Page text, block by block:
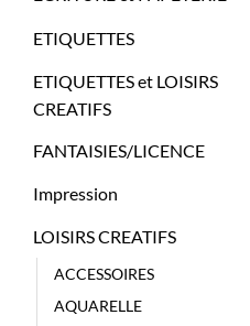
ETIQUETTES
ETIQUETTES et LOISIRS
CREATIFS
FANTAISIES/LICENCE
Impression
LOISIRS CREATIFS
ACCESSOIRES
AQUARELLE
ACCESSOIRES
APLI ATTACHE